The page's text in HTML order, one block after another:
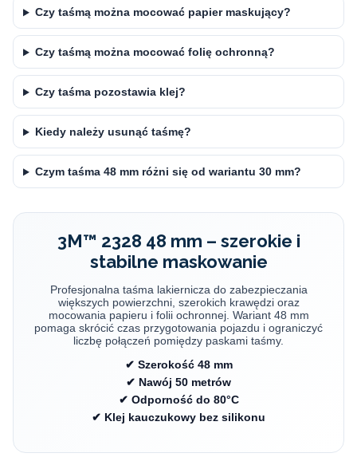
Czy taśmą można mocować papier maskujący?
Czy taśmą można mocować folię ochronną?
Czy taśma pozostawia klej?
Kiedy należy usunąć taśmę?
Czym taśma 48 mm różni się od wariantu 30 mm?
3M™ 2328 48 mm – szerokie i
stabilne maskowanie
Profesjonalna taśma lakiernicza do zabezpieczania
większych powierzchni, szerokich krawędzi oraz
mocowania papieru i folii ochronnej. Wariant 48 mm
pomaga skrócić czas przygotowania pojazdu i ograniczyć
liczbę połączeń pomiędzy paskami taśmy.
✔ Szerokość 48 mm
✔ Nawój 50 metrów
✔ Odporność do 80°C
✔ Klej kauczukowy bez silikonu